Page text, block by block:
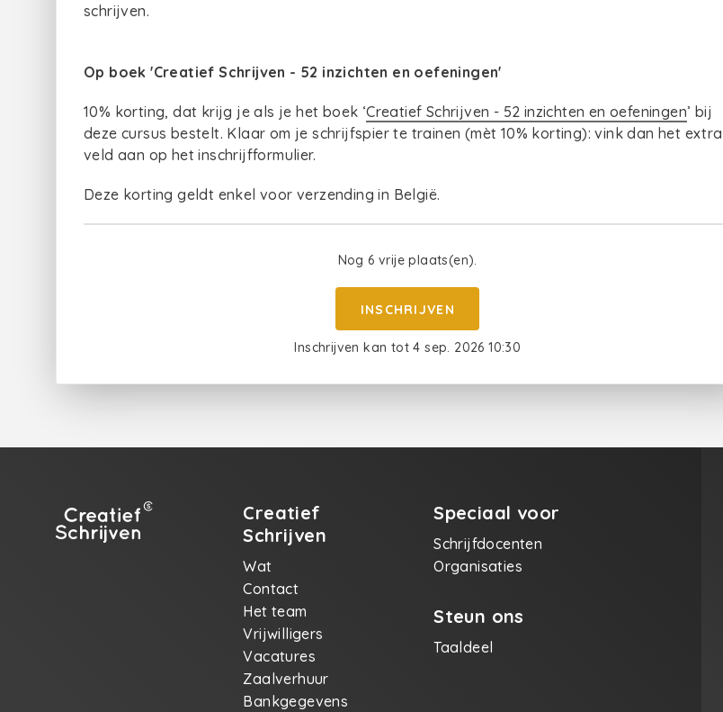
schrijven.
Op boek 'Creatief Schrijven - 52 inzichten en oefeningen'
10% korting, dat krijg je als je het boek ‘Creatief Schrijven - 52 inzichten en oefeningen’ bij
deze cursus bestelt. Klaar om je schrijfspier te trainen (mèt 10% korting): vink dan het extra
veld aan op het inschrijfformulier.
Deze korting geldt enkel voor verzending in België.
Nog 6 vrije plaats(en).
INSCHRIJVEN
Inschrijven kan tot 4 sep. 2026 10:30
Creatief
Schrijven
Wat
Contact
Het team
Vrijwilligers
Vacatures
Zaalverhuur
Bankgegevens
Speciaal voor
Schrijfdocenten
Organisaties
Steun ons
Taaldeel